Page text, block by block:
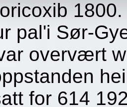
pal'i Sør-
overvært
for 614